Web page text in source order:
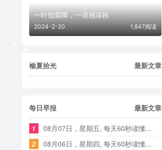
一叶知霜降，一语感深秋
2024-2-20 1,847阅读
榆夏拾光 最新文章
每日早报 最新文章
1
08月07日，星期五, 每天60秒读懂...
2
08月06日，星期四, 每天60秒读懂...